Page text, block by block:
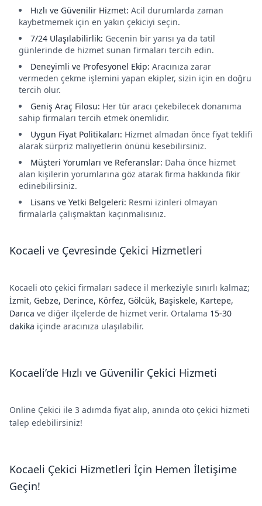
Hızlı ve Güvenilir Hizmet: Acil durumlarda zaman
kaybetmemek için en yakın çekiciyi seçin.
7/24 Ulaşılabilirlik: Gecenin bir yarısı ya da tatil
günlerinde de hizmet sunan firmaları tercih edin.
Deneyimli ve Profesyonel Ekip: Aracınıza zarar
vermeden çekme işlemini yapan ekipler, sizin için en doğru
tercih olur.
Geniş Araç Filosu: Her tür aracı çekebilecek donanıma
sahip firmaları tercih etmek önemlidir.
Uygun Fiyat Politikaları: Hizmet almadan önce fiyat teklifi
alarak sürpriz maliyetlerin önünü kesebilirsiniz.
Müşteri Yorumları ve Referanslar: Daha önce hizmet
alan kişilerin yorumlarına göz atarak firma hakkında fikir
edinebilirsiniz.
Lisans ve Yetki Belgeleri: Resmi izinleri olmayan
firmalarla çalışmaktan kaçınmalısınız.
Kocaeli ve Çevresinde Çekici Hizmetleri
Kocaeli oto çekici firmaları sadece il merkeziyle sınırlı kalmaz;
İzmit, Gebze, Derince, Körfez, Gölcük, Başiskele, Kartepe,
Darıca ve diğer ilçelerde de hizmet verir. Ortalama 15-30
dakika içinde aracınıza ulaşılabilir.
Kocaeli’de Hızlı ve Güvenilir Çekici Hizmeti
Online Çekici ile 3 adımda fiyat alıp, anında oto çekici hizmeti
talep edebilirsiniz!
Kocaeli Çekici Hizmetleri İçin Hemen İletişime
Geçin!